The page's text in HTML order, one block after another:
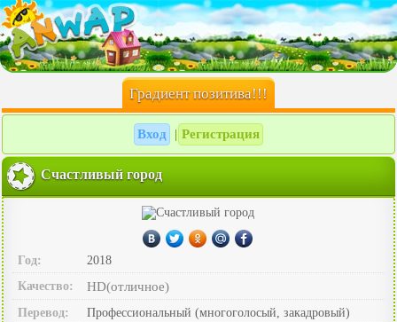
Градиент позитива!!!
Вход Регистрация
Счастливый город
Год:
2018
Качество:
HD(отличное)
Перевод:
Профессиональный (многоголосый, закадровый)